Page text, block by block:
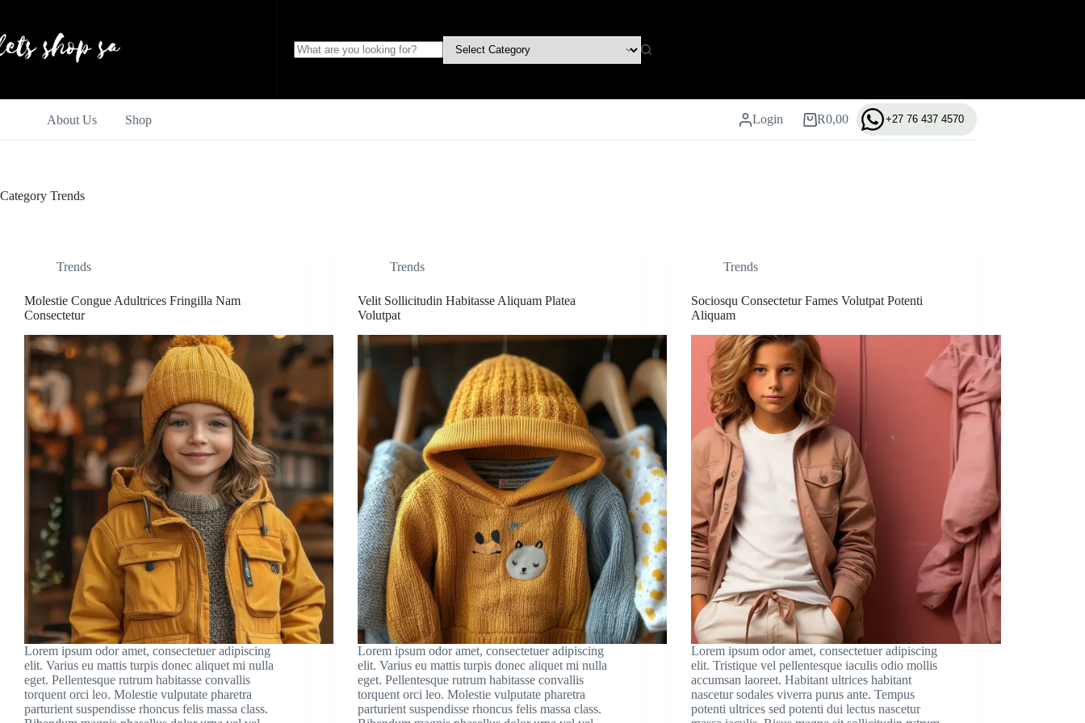
content
About Us Shop Login
Shopping
cart
R0,00 +27 76 437 4570
Category Trends
Trends
Molestie Congue Adultrices Fringilla Nam
Consectetur
Lorem ipsum odor amet, consectetuer adipiscing
elit. Varius eu mattis turpis donec aliquet mi nulla
eget. Pellentesque rutrum habitasse convallis
torquent orci leo. Molestie vulputate pharetra
parturient suspendisse rhoncus felis massa class.
Trends
Velit Sollicitudin Habitasse Aliquam Platea
Volutpat
Lorem ipsum odor amet, consectetuer adipiscing
elit. Varius eu mattis turpis donec aliquet mi nulla
eget. Pellentesque rutrum habitasse convallis
torquent orci leo. Molestie vulputate pharetra
parturient suspendisse rhoncus felis massa class.
Trends
Sociosqu Consectetur Fames Volutpat Potenti
Aliquam
Lorem ipsum odor amet, consectetuer adipiscing
elit. Tristique vel pellentesque iaculis odio mollis
accumsan laoreet. Habitant ultrices habitant
nascetur sodales viverra purus ante. Tempus
potenti ultrices sed potenti dui lectus nascetur